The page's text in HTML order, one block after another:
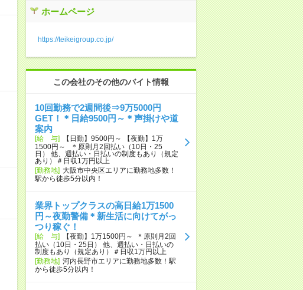
ホームページ
https://teikeigroup.co.jp/
この会社のその他のバイト情報
10回勤務で2週間後⇒9万5000円
GET！＊日給9500円～＊声掛けや道
案内
[給 与]
【日勤】9500円～ 【夜勤】1万
1500円～ ＊原則月2回払い（10日・25
日） 他、週払い・日払いの制度もあり（規定
あり）＃日収1万円以上
[勤務地] 大阪市中央区エリアに勤務地多数！
駅から徒歩5分以内！
業界トップクラスの高日給1万1500
円～夜勤警備＊新生活に向けてがっ
つり稼ぐ！
[給 与]
【夜勤】1万1500円～ ＊原則月2回
払い（10日・25日） 他、週払い・日払いの
制度もあり（規定あり）＃日収1万円以上
[勤務地] 河内長野市エリアに勤務地多数！駅
から徒歩5分以内！